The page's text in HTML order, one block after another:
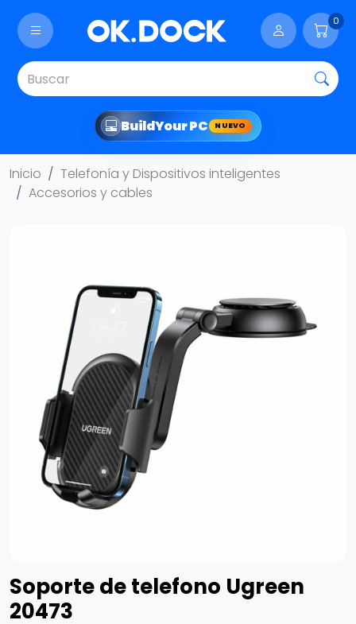
0
BuildYour PC NUEVO
Inicio
Telefonía y Dispositivos inteligentes
Accesorios y cables
Soporte de telefono Ugreen
20473